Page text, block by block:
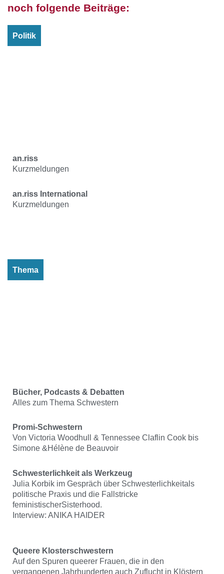
noch folgende Beiträge:
Politik
an.riss
Kurzmeldungen
an.riss International
Kurzmeldungen
Thema
Bücher, Podcasts & Debatten
Alles zum Thema Schwestern
Promi-Schwestern
Von Victoria Woodhull & Tennessee Claflin Cook bis
Simone &Hélène de Beauvoir
Schwesterlichkeit als Werkzeug
Julia Korbik im Gespräch über Schwesterlichkeitals
politische Praxis und die Fallstricke
feministischerSisterhood.
Interview: ANIKA HAIDER
Queere Klosterschwestern
Auf den Spuren queerer Frauen, die in den
vergangenen Jahrhunderten auch Zuflucht in Klöstern